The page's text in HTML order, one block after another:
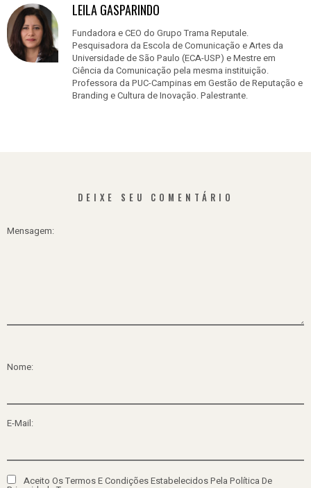
LEILA GASPARINDO
Fundadora e CEO do Grupo Trama Reputale.
Pesquisadora da Escola de Comunicação e Artes da
Universidade de São Paulo (ECA-USP) e Mestre em
Ciência da Comunicação pela mesma instituição.
Professora da PUC-Campinas em Gestão de Reputação e
Branding e Cultura de Inovação. Palestrante.
DEIXE SEU COMENTÁRIO
Mensagem:
Nome:
E-Mail:
Aceito Os Termos E Condições Estabelecidos Pela Política De